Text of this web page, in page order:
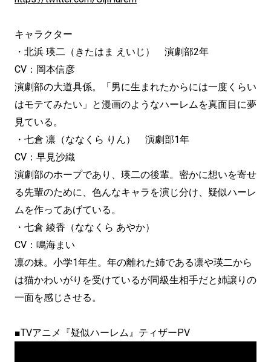
キャラクター
・北浜 瑛二（きたはま えいじ） 演劇部2年
CV：岡本信彦
演劇部の大道具係。「男に生まれたからには一度くらい
はモテてみたい」と漫画のようなハーレムを真面目に夢
見ている。
・七倉 凛（ななくら りん） 演劇部1年
CV：早見沙織
演劇部のホープであり、瑛二の後輩。密かに想いを寄せ
る先輩のために、色んなキャラを演じ分け、疑似ハーレ
ムを作ってあげている。
・七倉 綾香（ななくら あやか）
CV：鳴海まい
凛の妹。小学1年生。年の離れた姉である凛や瑛二から
は猫かわいがりを受けているが同級生相手だと姉譲りの
一面を感じさせる。
■TVアニメ『疑似ハーレム』ティザーPV